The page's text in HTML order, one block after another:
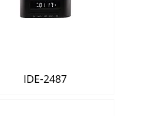
Vista rápida
IDE-2487